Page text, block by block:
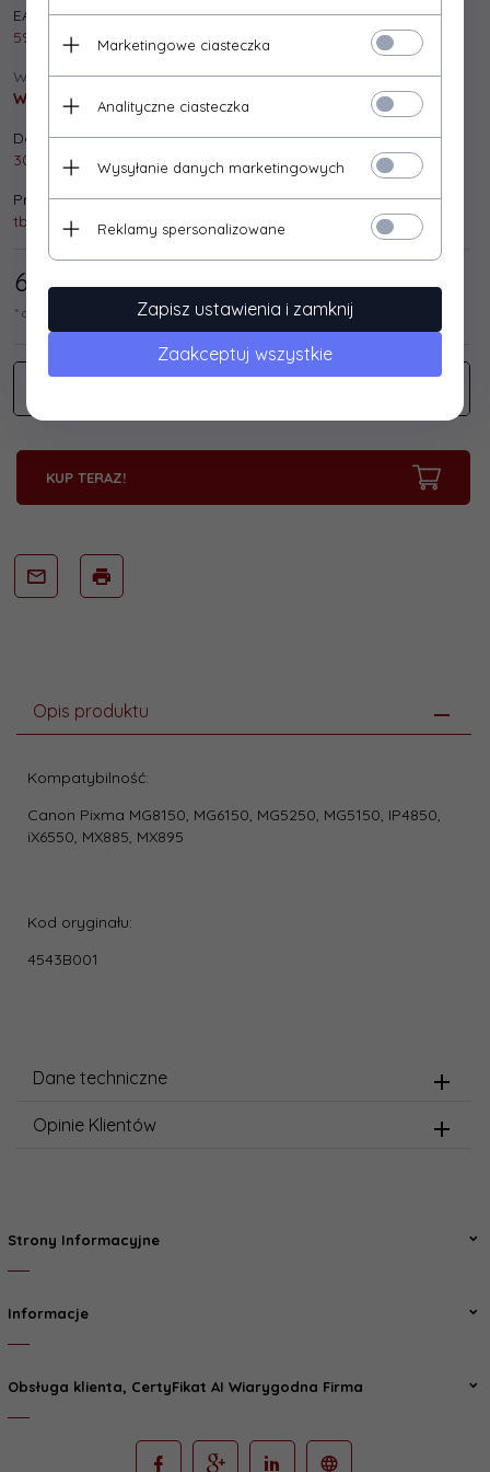
EAN:
5901500501125
Wysyłka:
Wysyłka gratis!
Dostępna ilość:
30 szt.
Producent:
tb print
6, 50 / 8,00 PLN*
* cena netto / brutto
KUP TERAZ!
Opis produktu
Kompatybilność:
Canon Pixma MG8150, MG6150, MG5250, MG5150, IP4850,
iX6550, MX885, MX895
Kod oryginału:
4543B001
Dane techniczne
Opinie Klientów
Strony Informacyjne
Informacje
Obsługa klienta, CertyFikat AI Wiarygodna Firma
Marketingowe ciasteczka
Analityczne ciasteczka
Wysyłanie danych marketingowych
Reklamy spersonalizowane
Zapisz ustawienia i zamknij
Zaakceptuj wszystkie